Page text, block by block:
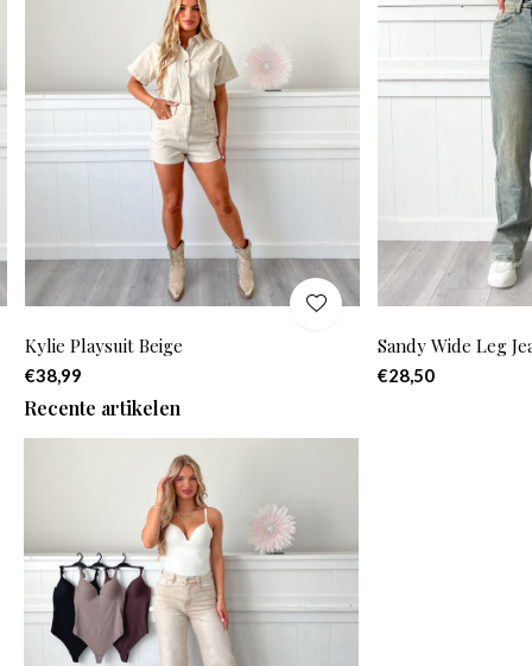
Kylie Playsuit Beige
€38,99
Sandy Wide Leg
€28,50
Recente artikelen